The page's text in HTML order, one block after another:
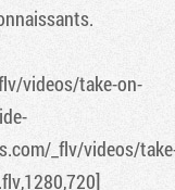
videos/take-on-
_flv/videos/